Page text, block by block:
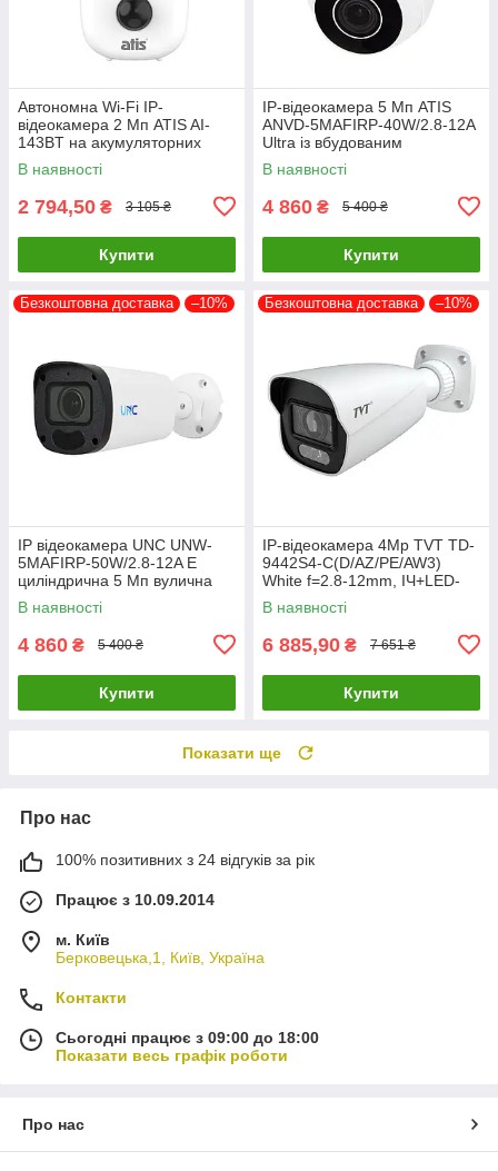
Автономна Wi-Fi IP-
відеокамера 2 Мп ATIS AI-
143BT на акумуляторних
батареях з підтримкою Tuya
Smart
В наявності
2 794,50 ₴ 3 105 ₴
Купити
IP-відеокамера 5 Мп ATIS
ANVD-5MAFIRP-40W/2.8-12A
Ultra із вбудованим
мікрофоном для системи
В наявності
4 860 ₴ 5 400 ₴
Купити
Безкоштовна доставка –10%
IP відеокамера UNC UNW-
5MAFIRP-50W/2.8-12A E
циліндрична 5 Мп вулична
для відеоспостереження з
моторизованим об'єктивом
В наявності
4 860 ₴ 5 400 ₴
Купити
Безкоштовна доставка –10%
IP-відеокамера 4Mp TVT TD-
9442S4-C(D/AZ/PE/AW3)
White f=2.8-12mm, ІЧ+LED-
підсвічування, з мікрофоном
В наявності
6 885,90 ₴ 7 651 ₴
Купити
Показати ще
Про нас
100% позитивних з 24 відгуків за рік
Працює з 10.09.2014
м. Київ
Берковецька,1, Київ, Україна
Контакти
Сьогодні працює з 09:00 до 18:00
Показати весь графік роботи
Про нас